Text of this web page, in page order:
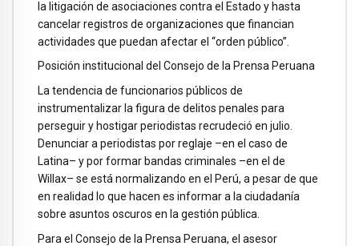
la litigación de asociaciones contra el Estado y hasta
cancelar registros de organizaciones que financian
actividades que puedan afectar el “orden público”.
Posición institucional del Consejo de la Prensa Peruana
La tendencia de funcionarios públicos de
instrumentalizar la figura de delitos penales para
perseguir y hostigar periodistas recrudeció en julio.
Denunciar a periodistas por reglaje –en el caso de
Latina– y por formar bandas criminales –en el de
Willax– se está normalizando en el Perú, a pesar de que
en realidad lo que hacen es informar a la ciudadanía
sobre asuntos oscuros en la gestión pública.
Para el Consejo de la Prensa Peruana, el asesor